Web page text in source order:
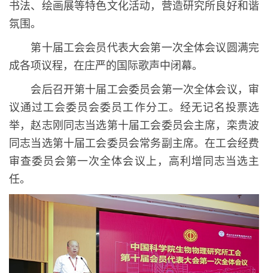
书法、绘画展等特色文化活动，营造研究所良好和谐
氛围。
第十届工会会员代表大会第一次全体会议圆满完
成各项议程，在庄严的国际歌声中闭幕。
会后召开第十届工会委员会第一次全体会议，审
议通过工会委员会委员工作分工。经无记名投票选
举，赵志刚同志当选第十届工会委员会主席，栾贵波
同志当选第十届工会委员会常务副主席。在工会经费
审查委员会第一次全体会议上，高利增同志当选主
任。